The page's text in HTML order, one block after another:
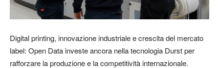
Digital printing, innovazione industriale e crescita del mercato
label: Open Data investe ancora nella tecnologia Durst per
rafforzare la produzione e la competitività internazionale.